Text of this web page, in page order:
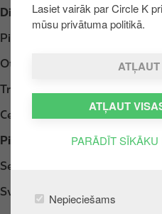
Lasiet vairāk par Circle K
mūsu privātuma politikā.
ATĻAUT
PARĀDĪT
Nepieciešams
Diena
Pirmdiena
Otrdiena
Trešdiena
Ceturtdiena
Piektdiena
Sestdiena
Svētdiena